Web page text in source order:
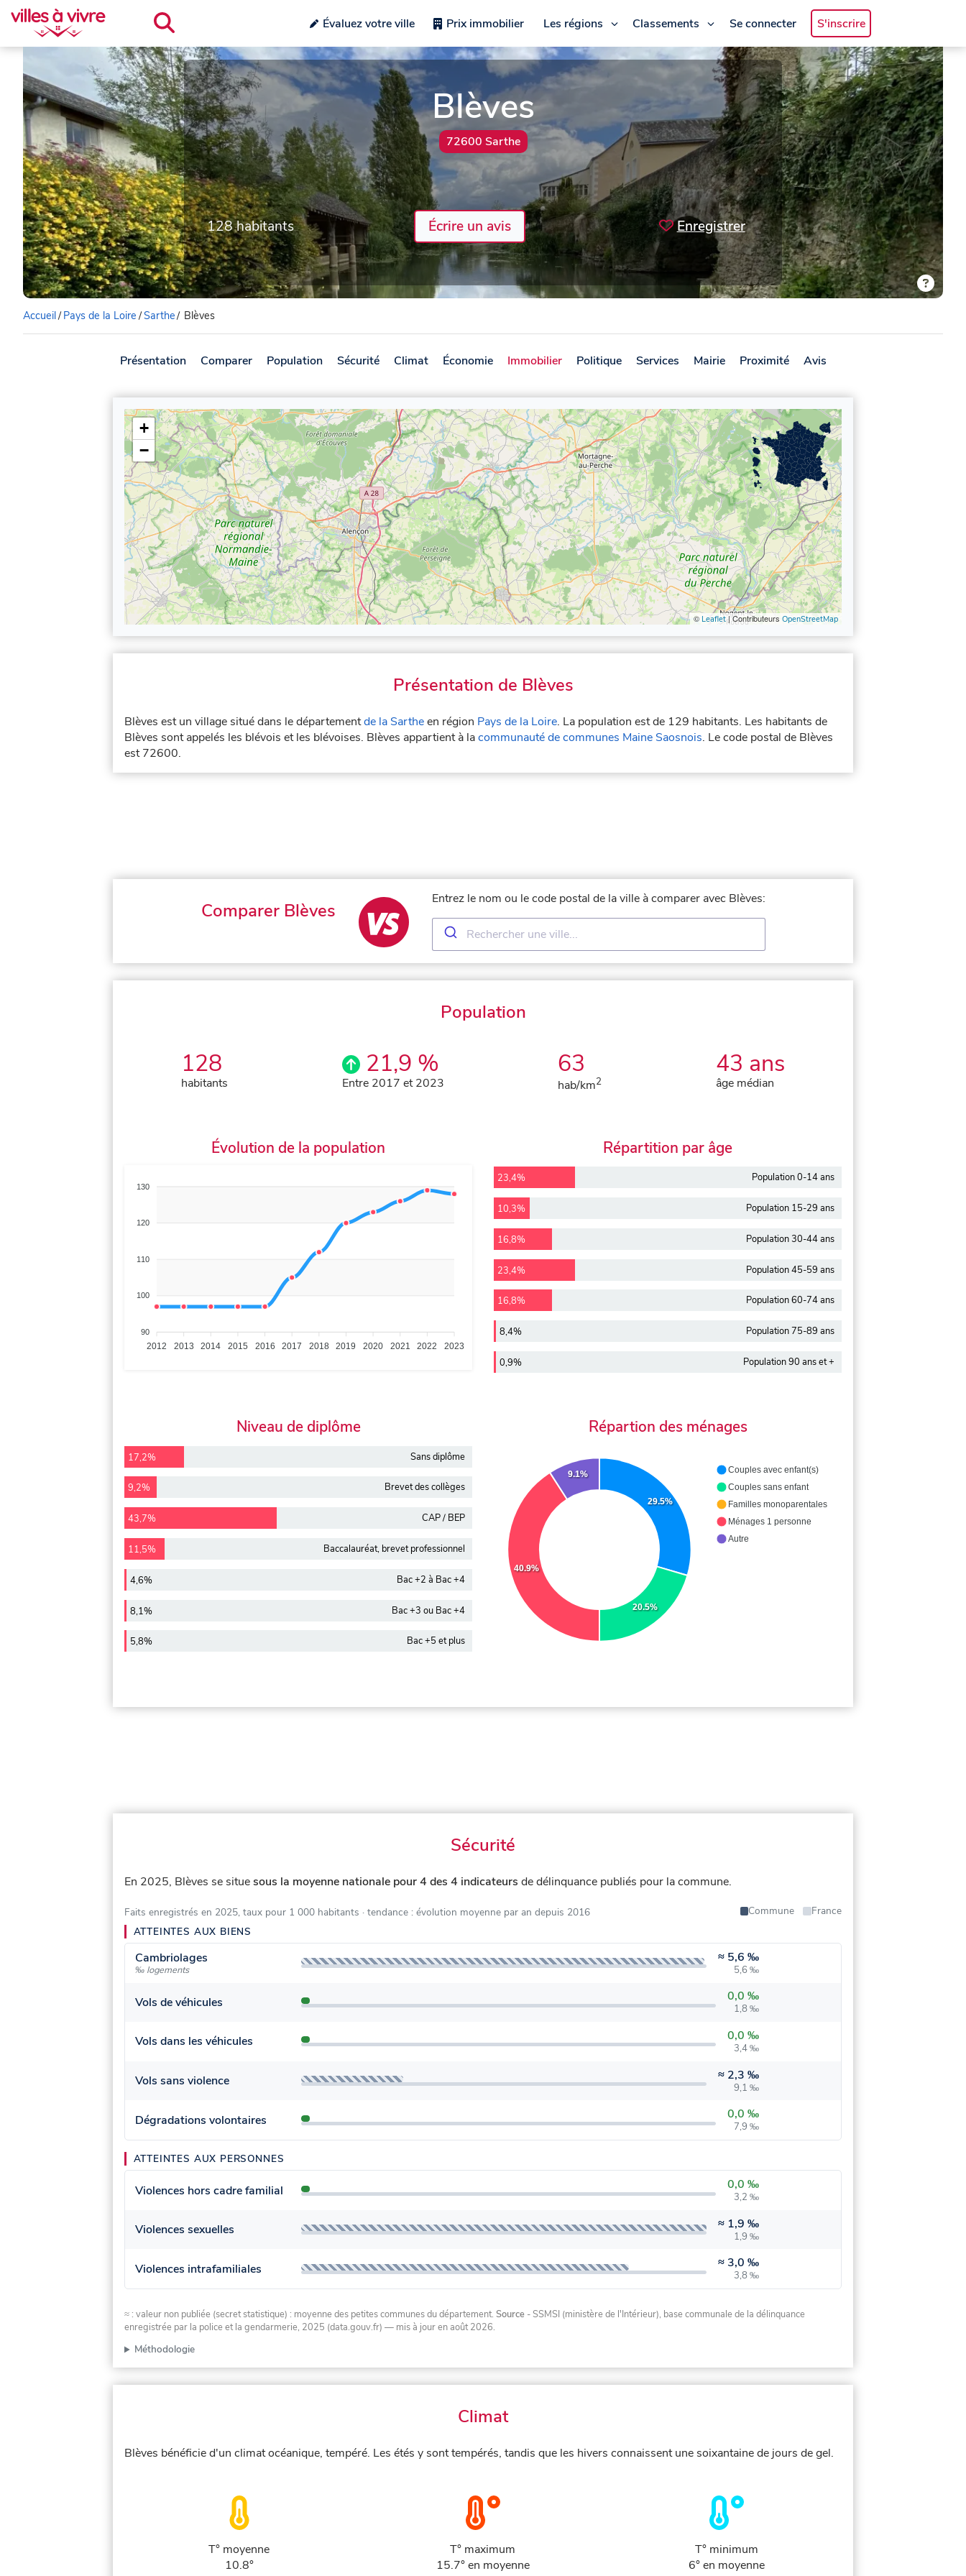
Évaluez votre ville Prix immobilier Les régions Classements Se connecter S'inscrire
Blèves
72600 Sarthe
128 habitants Écrire un avis Enregistrer
Accueil/ Pays de la Loire/Sarthe/ Blèves
Présentation Comparer Population Sécurité Climat Économie Immobilier Politique Services Mairie Proximité Avis
+
−
© Leaflet| Contributeurs OpenStreetMap
Présentation de Blèves
Blèves est un village situé dans le départementde la Sartheen région Pays de la Loire. La population est de 129 habitants. Les habitants de
Blèves sont appelés les blévois et les blévoises. Blèves appartient à lacommunauté de communes Maine Saosnois. Le code postal de Blèves
est 72600.
Comparer Blèves
Entrez le nom ou le code postal de la ville à comparer avec Blèves:
Population
128
habitants
21,9 %
Entre 2017 et 2023
63
hab/km2
43 ans
âge médian
Évolution de la population
130
120
110
100
90
2012 2013 2014 2015 2016 2017 2018 2019 2020 2021 2022 2023
Répartition par âge
23,4% Population 0-14 ans
10,3% Population 15-29 ans
16,8% Population 30-44 ans
23,4% Population 45-59 ans
16,8% Population 60-74 ans
8,4% Population 75-89 ans
0,9% Population 90 ans et +
Niveau de diplôme
17,2% Sans diplôme
9,2% Brevet des collèges
43,7% CAP / BEP
11,5% Baccalauréat, brevet professionnel
4,6% Bac +2 à Bac +4
8,1% Bac +3 ou Bac +4
5,8% Bac +5 et plus
Répartion des ménages
29.5%
20.5%
40.9%
9.1%
Couples avec enfant(s)
Couples sans enfant
Familles monoparentales
Ménages 1 personne
Autre
Sécurité
En 2025, Blèves se situesous la moyenne nationale pour 4 des 4 indicateurs de délinquance publiés pour la commune.
Faits enregistrés en 2025, taux pour 1 000 habitants · tendance : évolution moyenne par an depuis 2016 Commune
France
ATTEINTES AUX BIENS
Cambriolages
‰ logements
≈ 5,6 ‰
5,6 ‰
Vols de véhicules 0,0 ‰
1,8 ‰
Vols dans les véhicules 0,0 ‰
3,4 ‰
Vols sans violence ≈ 2,3 ‰
9,1 ‰
Dégradations volontaires 0,0 ‰
7,9 ‰
ATTEINTES AUX PERSONNES
Violences hors cadre familial 0,0 ‰
3,2 ‰
Violences sexuelles ≈ 1,9 ‰
1,9 ‰
Violences intrafamiliales ≈ 3,0 ‰
3,8 ‰
≈ : valeur non publiée (secret statistique) : moyenne des petites communes du département. Source - SSMSI (ministère de l'Intérieur), base communale de la délinquance
enregistrée par la police et la gendarmerie, 2025 (data.gouv.fr) — mis à jour en août 2026.
Méthodologie
Climat
Blèves bénéficie d'un climat océanique, tempéré. Les étés y sont tempérés, tandis que les hivers connaissent une soixantaine de jours de gel.
T° moyenne
10.8°
T° maximum
15.7° en moyenne
T° minimum
6° en moyenne